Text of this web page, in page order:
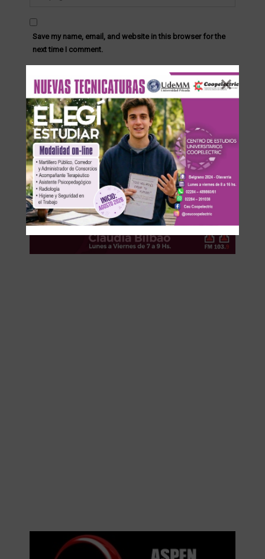
Save my name, email, and website in this browser for the
next time I comment.
Recibir un correo electrónico con cada nueva entrada.